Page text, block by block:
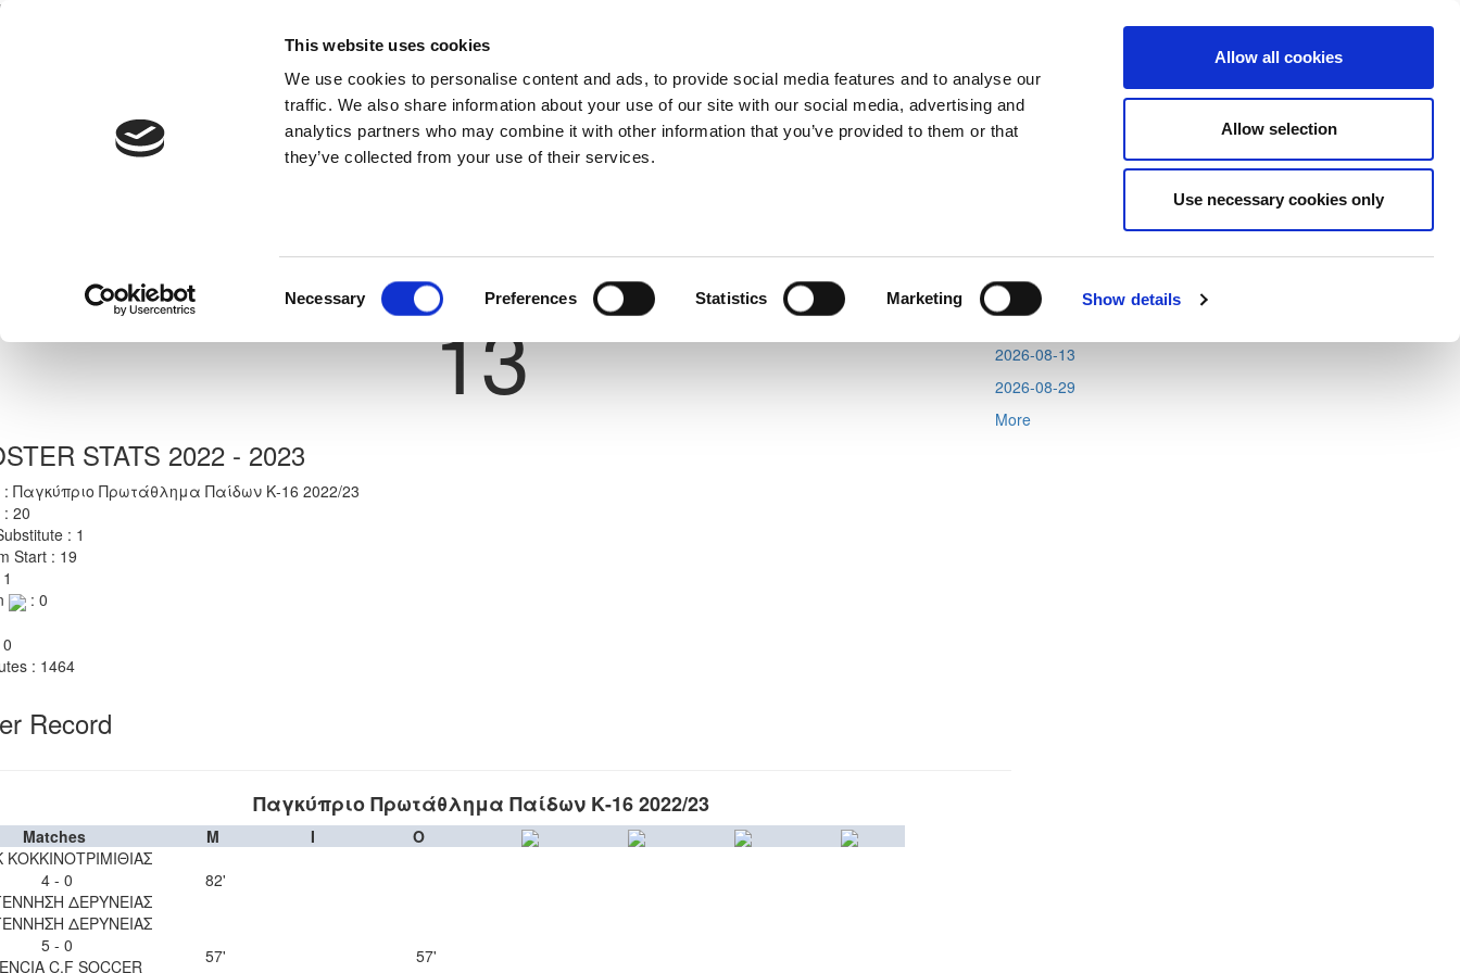
This website uses cookies
We use cookies to personalise content and ads, to provide social media features and to analyse our
traffic. We also share information about your use of our site with our social media, advertising and
analytics partners who may combine it with other information that you’ve provided to them or that
they’ve collected from your use of their services.
Necessary Preferences Statistics Marketing Show details
Allow all cookies
Allow selection
Use necessary cookies only
Competitions
Next
Shirt Number
13
STATS 2022 - 2023
: Παγκύπριο Πρωτάθλημα Παίδων Κ-16 2022/23
: 20
: 1
Start : 19
: 0
: 1464
Record
Παγκύπριο Πρωτάθλημα Παίδων Κ-16 2022/23
Matches M I
O
4 - 0
ΔΕΡΥΝΕΙΑΣ
82'
ΔΕΡΥΝΕΙΑΣ
5 - 0
C.F SOCCER
57' 57'
Tweets by CyprusFA
2026-08-06
2026-08-11
2026-08-12
2026-08-13
2026-08-29
More